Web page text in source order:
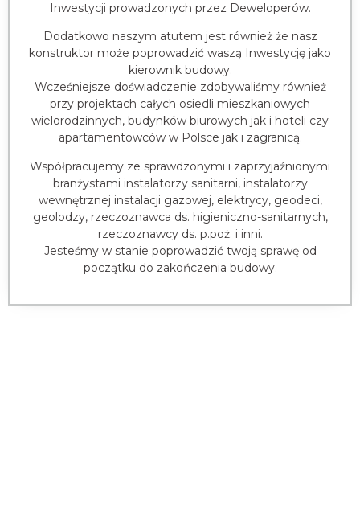
Inwestycji prowadzonych przez Deweloperów.
Dodatkowo naszym atutem jest również że nasz
konstruktor może poprowadzić waszą Inwestycję jako
kierownik budowy.
Wcześniejsze doświadczenie zdobywaliśmy również
przy projektach całych osiedli mieszkaniowych
wielorodzinnych, budynków biurowych jak i hoteli czy
apartamentowców w Polsce jak i zagranicą.
Współpracujemy ze sprawdzonymi i zaprzyjaźnionymi
branżystami instalatorzy sanitarni, instalatorzy
wewnętrznej instalacji gazowej, elektrycy, geodeci,
geolodzy, rzeczoznawca ds. higieniczno-sanitarnych,
rzeczoznawcy ds. p.poż. i inni.
Jesteśmy w stanie poprowadzić twoją sprawę od
początku do zakończenia budowy.